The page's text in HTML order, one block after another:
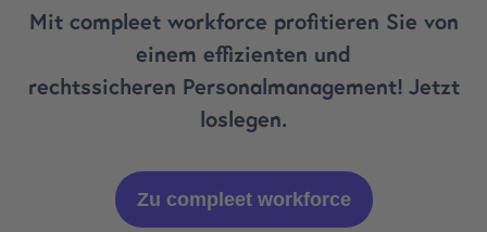
Mit compleet workforce profitieren Sie von
einem effizienten und
rechtssicheren Personalmanagement! Jetzt
loslegen.
Zu compleet workforce